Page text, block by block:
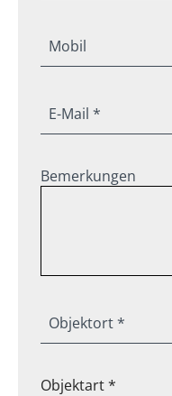
Mobil
E-Mail *
Bemerkungen
Objektort *
Objektart *